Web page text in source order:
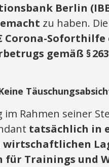
Berlin
zu haben.
Corona-
gemäß §
Rahmen seiner
tatsächlich in
wirtschaftlichen
für Trainings und